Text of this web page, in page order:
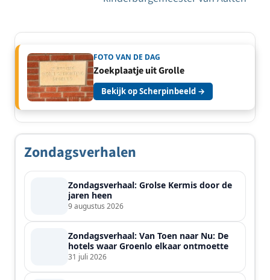
FOTO VAN DE DAG
Zoekplaatje uit Grolle
Bekijk op Scherpinbeeld →
Zondagsverhalen
Zondagsverhaal: Grolse Kermis door de
jaren heen
9 augustus 2026
Zondagsverhaal: Van Toen naar Nu: De
hotels waar Groenlo elkaar ontmoette
31 juli 2026